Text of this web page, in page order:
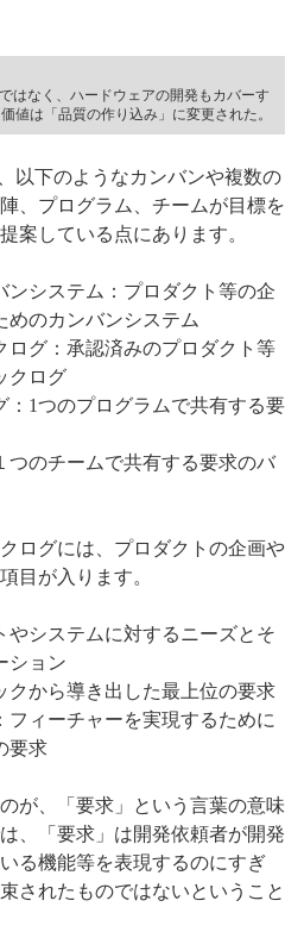
はなく、ハードウェアの開発もカバーす
値は「品質の作り込み」に変更された。
以下のようなカンバンや複数の
、プログラム、チームが目標を
案している点にあります。
ンシステム：プロダクト等の企
めのカンバンシステム
ログ：承認済みのプロダクト等
クログ
：1つのプログラムで共有する要
つのチームで共有する要求のバ
ログには、プロダクトの企画や
目が入ります。
やシステムに対するニーズとそ
ション
クから導き出した最上位の要求
フィーチャーを実現するために
要求
が、「要求」という言葉の意味
、「要求」は開発依頼者が開発
る機能等を表現するのにすぎ
されたものではないということ